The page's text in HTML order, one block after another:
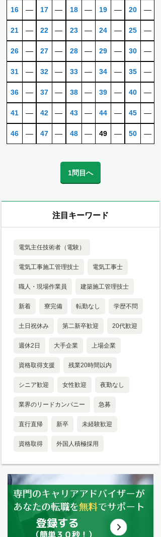
16 ―
21 ―
26 ―
31 ―
36 ―
41 ―
46 ―
17 ―
22 ―
27 ―
32 ―
37 ―
42 ―
47 ―
18 ―
23 ―
28 ―
33 ―
38 ―
43 ―
48 ―
19 ―
24 ―
29 ―
34 ―
39 ―
44 ―
49 ―
20 ―
25 ―
30 ―
35 ―
40 ―
45 ―
50 ―
1問目へ
注目キーワード
電気主任技術者（電験）
電気工事施工管理技士 電気工事士
職人・現場作業員 建築施工管理技士
新着 寮完備 転勤なし 学歴不問
土日祝休み 第二新卒歓迎 20代歓迎
週休2日 大手企業 上場企業
資格取得支援 残業20時間以内
シニア歓迎 女性歓迎 夜勤なし
業界のリードカンパニー 急募
直行直帰 新卒 未経験歓迎
資格取得 外国人積極採用